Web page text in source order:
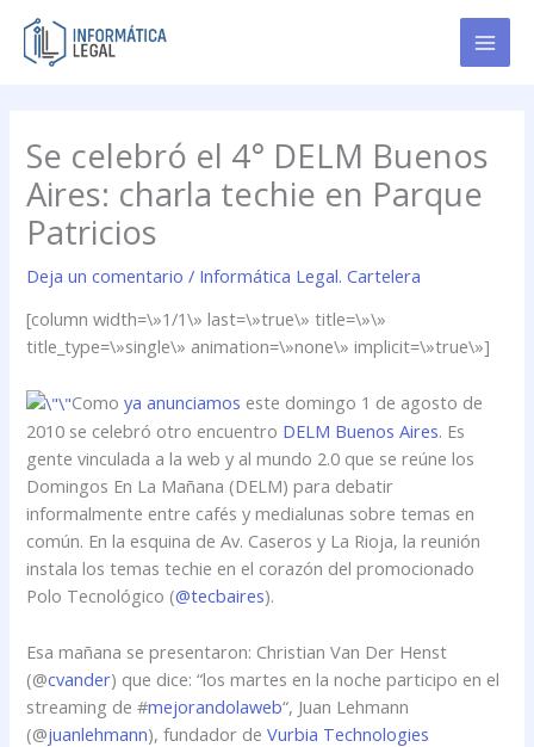
contenido
Se celebró el 4° DELM Buenos
Aires: charla techie en Parque
Patricios
Deja un comentario / Informática Legal. Cartelera
[column width=\»1/1\» last=\»true\» title=\»\»
title_type=\»single\» animation=\»none\» implicit=\»true\»]
Comoya anunciamos este domingo 1 de agosto de
2010 se celebró otro encuentro DELM Buenos Aires. Es
gente vinculada a la web y al mundo 2.0 que se reúne los
Domingos En La Mañana (DELM) para debatir
informalmente entre cafés y medialunas sobre temas en
común. En la esquina de Av. Caseros y La Rioja, la reunión
instala los temas techie en el corazón del promocionado
Polo Tecnológico (@tecbaires).
Esa mañana se presentaron: Christian Van Der Henst
(@cvander) que dice: “los martes en la noche participo en el
streaming de #mejorandolaweb“, Juan Lehmann
(@juanlehmann), fundador deVurbia Technologies